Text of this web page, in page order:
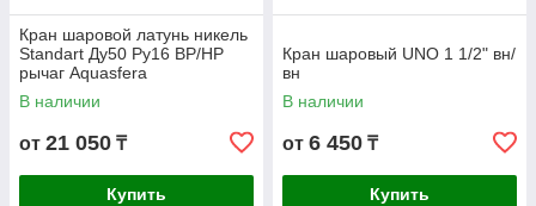
Кран шаровой латунь никель
Standart Ду50 Ру16 ВР/НР
рычаг Aquasfera
В наличии
от 21 050 ₸
Купить
Кран шаровый UNO 1 1/2" вн/
вн
В наличии
от 6 450 ₸
Купить